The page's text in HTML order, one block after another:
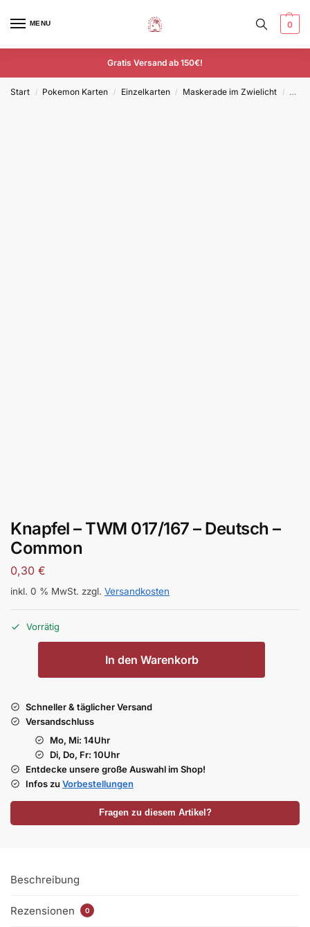
MENU 0
Gratis Versand ab 150€!
Start / Pokemon Karten / Einzelkarten / Maskerade im Zwielicht /
Knapfel – TWM 017/167 – Deutsch –
Common
0,30 €
inkl. 0 % MwSt. zzgl. Versandkosten
Vorrätig
In den Warenkorb
Schneller & täglicher Versand
Versandschluss
Mo, Mi: 14Uhr
Di, Do, Fr: 10Uhr
Entdecke unsere große Auswahl im Shop!
Infos zu Vorbestellungen
Fragen zu diesem Artikel?
Beschreibung
Rezensionen 0